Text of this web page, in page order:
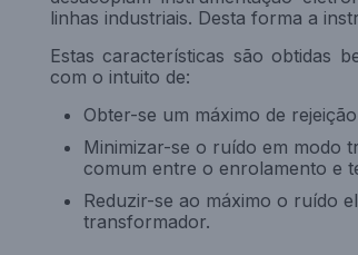
linhas industriais. Desta forma a
Estas características são obtidas
com o intuito de:
Obter-se um máximo de
Minimizar-se o ruído em modo
comum entre o enrolamento e
Reduzir-se ao máximo o ruído
transformador.